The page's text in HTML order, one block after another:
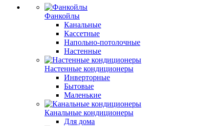
Фанкойлы
Канальные
Кассетные
Напольно-потолочные
Настенные
Настенные кондиционеры
Инверторные
Бытовые
Маленькие
Канальные кондиционеры
Для дома